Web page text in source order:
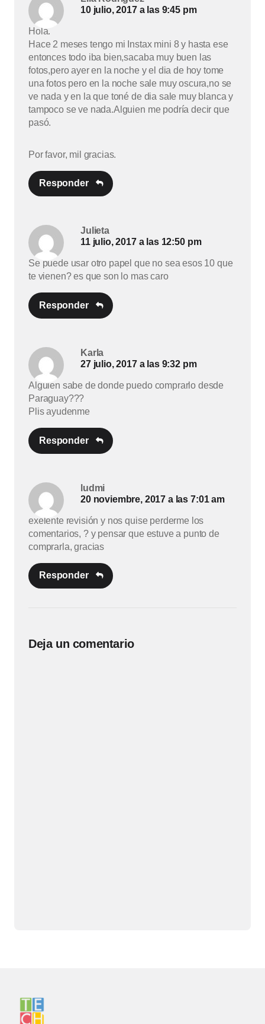
10 julio, 2017 a las 9:45 pm
Hola.
Hace 2 meses tengo mi Instax mini 8 y hasta ese
entonces todo iba bien,sacaba muy buen las
fotos,pero ayer en la noche y el dia de hoy tome
una fotos pero en la noche sale muy oscura,no se
ve nada y en la que toné de dia sale muy blanca y
tampoco se ve nada.Alguien me podría decir que
pasó.
Por favor, mil gracias.
Responder
Julieta
11 julio, 2017 a las 12:50 pm
Se puede usar otro papel que no sea esos 10 que
te vienen? es que son lo mas caro
Responder
Karla
27 julio, 2017 a las 9:32 pm
Alguien sabe de donde puedo comprarlo desde
Paraguay???
Plis ayudenme
Responder
ludmi
20 noviembre, 2017 a las 7:01 am
exelente revisión y nos quise perderme los
comentarios, ? y pensar que estuve a punto de
comprarla, gracias
Responder
Deja un comentario